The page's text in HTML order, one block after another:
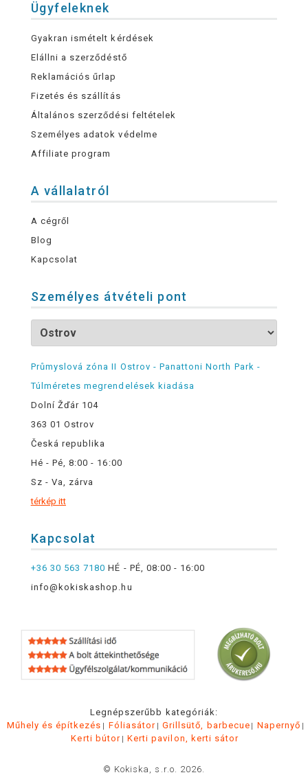
Ügyfeleknek
Gyakran ismételt kérdések
Elállni a szerződéstő
Reklamációs űrlap
Fizetés és szállítás
Általános szerződési feltételek
Személyes adatok védelme
Affiliate program
A vállalatról
A cégről
Blog
Kapcsolat
Személyes átvételi pont
Průmyslová zóna II Ostrov - Panattoni North Park -
Túlméretes megrendelések kiadása
Dolní Žďár 104
363 01 Ostrov
Česká republika
Hé - Pé, 8:00 - 16:00
Sz - Va, zárva
térkép itt
Kapcsolat
+36 30 563 7180 HÉ - PÉ, 08:00 - 16:00
info@kokiskashop.hu
Legnépszerűbb kategóriák:
Műhely és építkezés
Fóliasátor Grillsütő, barbecue
Napernyő
Kerti bútor
Kerti pavilon, kerti sátor
© Kokiska, s.r.o. 2026.